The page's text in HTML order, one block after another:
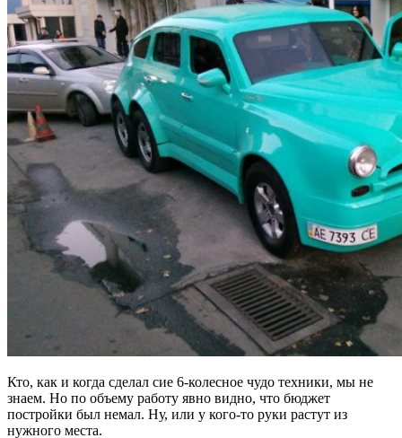
Кто, как и когда сделал сие 6-колесное чудо техники, мы не
знаем. Но по объему работу явно видно, что бюджет
постройки был немал. Ну, или у кого-то руки растут из
нужного места.